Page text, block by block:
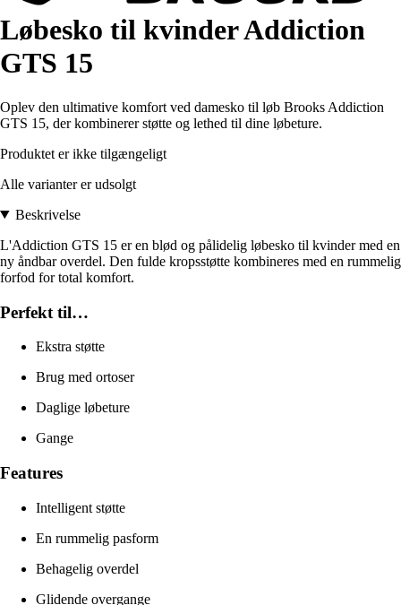
Løbesko til kvinder Addiction
GTS 15
Oplev den ultimative komfort ved damesko til løb Brooks Addiction
GTS 15, der kombinerer støtte og lethed til dine løbeture.
Produktet er ikke tilgængeligt
Alle varianter er udsolgt
Beskrivelse
L'Addiction GTS 15 er en blød og pålidelig løbesko til kvinder med en
ny åndbar overdel. Den fulde kropsstøtte kombineres med en rummelig
forfod for total komfort.
Perfekt til…
Ekstra støtte
Brug med ortoser
Daglige løbeture
Gange
Features
Intelligent støtte
En rummelig pasform
Behagelig overdel
Glidende overgange